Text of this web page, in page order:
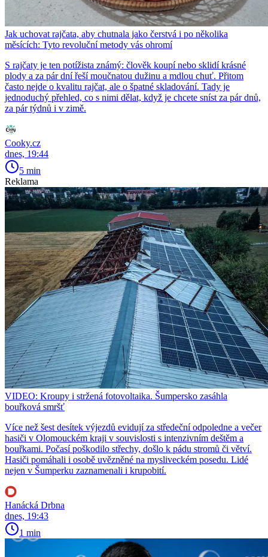
Jak uchovat rajčata, aby chutnala jako čerstvá i po několika
měsících: Tyto revoluční metody vás ohromí
S rajčaty je ten potížista známý: člověk koupí nebo sklidí krásné
plody a za pár dní řeší moučnatou dužinu a mdlou chuť. Přitom
často nejde o kvalitu rajčat, ale o špatné skladování. Tady je
jednoduchý přehled, co s nimi dělat, když je chcete sníst za pár dnů,
za pár týdnů i v zimě.
Cooky.cz
dnes, 19:44
5 min
Reklama
VIDEO: Kroupy i stržená fotovoltaika. Šumpersko zasáhla
bouřková smršť
Více než šest desítek výjezdů evidují za středeční odpoledne a večer
hasiči v Olomouckém kraji v souvislosti s intenzivním deštěm a
bouřkami. Počasí poškodilo střechy, došlo k pádu stromů či větví.
Hasiči pomáhali i osobě uvězněné na mysliveckém posedu. Lidé
nejen v Šumperku zaznamenali i krupobití.
Hanácká Drbna
dnes, 19:43
1 min